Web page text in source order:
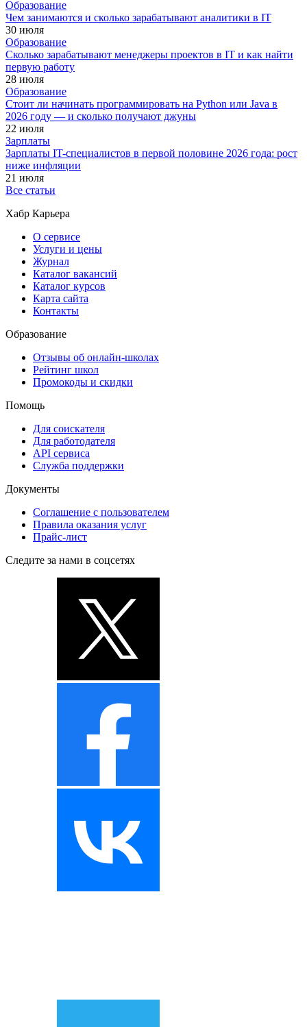
Образование
Чем занимаются и сколько зарабатывают аналитики в IT
30 июля
Образование
Сколько зарабатывают менеджеры проектов в IT и как найти
первую работу
28 июля
Образование
Стоит ли начинать программировать на Python или Java в
2026 году — и сколько получают джуны
22 июля
Зарплаты
Зарплаты IT-специалистов в первой половине 2026 года: рост
ниже инфляции
21 июля
Все статьи
Хабр Карьера
О сервисе
Услуги и цены
Журнал
Каталог вакансий
Каталог курсов
Карта сайта
Контакты
Образование
Отзывы об онлайн-школах
Рейтинг школ
Промокоды и скидки
Помощь
Для соискателя
Для работодателя
API сервиса
Служба поддержки
Документы
Соглашение с пользователем
Правила оказания услуг
Прайс-лист
Следите за нами в соцсетях